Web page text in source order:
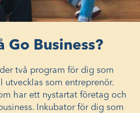
Go Business?
två program för dig som
utvecklas som entreprenör.
har ett nystartat företag och
Inkubator för dig som